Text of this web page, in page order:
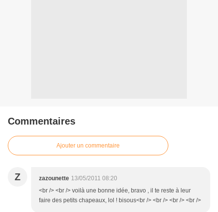
Commentaires
Ajouter un commentaire
Z zazounette 13/05/2011 08:20
<br /> <br /> voilà une bonne idée, bravo , il te reste à leur
faire des petits chapeaux, lol ! bisous<br /> <br /> <br /> <br />